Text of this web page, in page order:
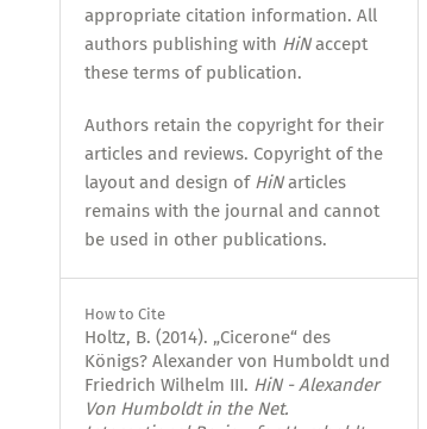
appropriate citation information. All
authors publishing with HiNaccept
these terms of publication.
Authors retain the copyright for their
articles and reviews. Copyright of the
layout and design of HiNarticles
remains with the journal and cannot
be used in other publications.
How to Cite
Holtz, B. (2014). „Cicerone“ des
Königs? Alexander von Humboldt und
Friedrich Wilhelm III. HiN - Alexander
Von Humboldt in the Net.